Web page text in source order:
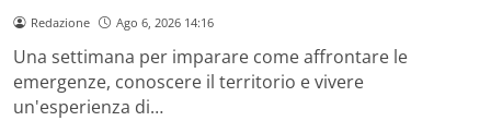
Redazione Ago 6, 2026 14:16
Una settimana per imparare come affrontare le
emergenze, conoscere il territorio e vivere
un'esperienza di…